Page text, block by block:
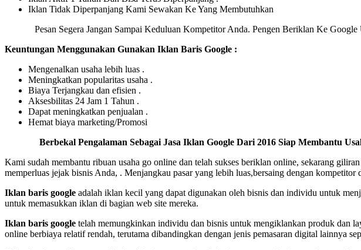
Iklan Tidak Diperpanjang Kami Sewakan Ke Yang Membutuhkan
Pesan Segera Jangan Sampai Keduluan Kompetitor Anda. Pengen Beriklan Ke
Keuntungan Menggunakan Gunakan Iklan Baris Google :
Mengenalkan usaha lebih luas .
Meningkatkan popularitas usaha .
Biaya Terjangkau dan efisien .
Aksesbilitas 24 Jam 1 Tahun .
Dapat meningkatkan penjualan .
Hemat biaya marketing/Promosi
Berbekal Pengalaman Sebagai Jasa Iklan Google Dari 2016 Siap Membantu
Kami sudah membantu ribuan usaha go online dan telah sukses beriklan online, sekarang
memperluas jejak bisnis Anda, . Menjangkau pasar yang lebih luas,bersaing dengan kompetitor
Iklan baris google adalah iklan kecil yang dapat digunakan oleh bisnis dan individu untuk
untuk memasukkan iklan di bagian web site mereka.
Iklan baris google telah memungkinkan individu dan bisnis untuk mengiklankan produk dan
online berbiaya relatif rendah, terutama dibandingkan dengan jenis pemasaran digital lainnya